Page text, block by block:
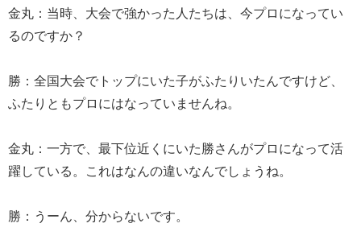
金丸：当時、大会で強かった人たちは、今プロになってい
るのですか？
勝：全国大会でトップにいた子がふたりいたんですけど、
ふたりともプロにはなっていませんね。
金丸：一方で、最下位近くにいた勝さんがプロになって活
躍している。これはなんの違いなんでしょうね。
勝：うーん、分からないです。